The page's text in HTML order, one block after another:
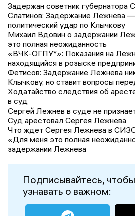
Задержан советник губернатора
Слатинов: Задержание Лежнева
политический удар по Клычкову
Михаил Вдовин о задержании
это полная неожиданность
«ВЧК-ОГПУ*»: Показания на
находящийся в розыске
Фетисов: Задержание Лежнева
Клычкову, но ставит вопросы
Ходатайство следствия об
в суд
Сергей Лежнев в суде не
Суд арестовал Сергея Лежнева
Что ждет Сергея Лежнева в
«Для меня это полная
задержании Лежнева
Подписывайтесь,
узнавать о важном: